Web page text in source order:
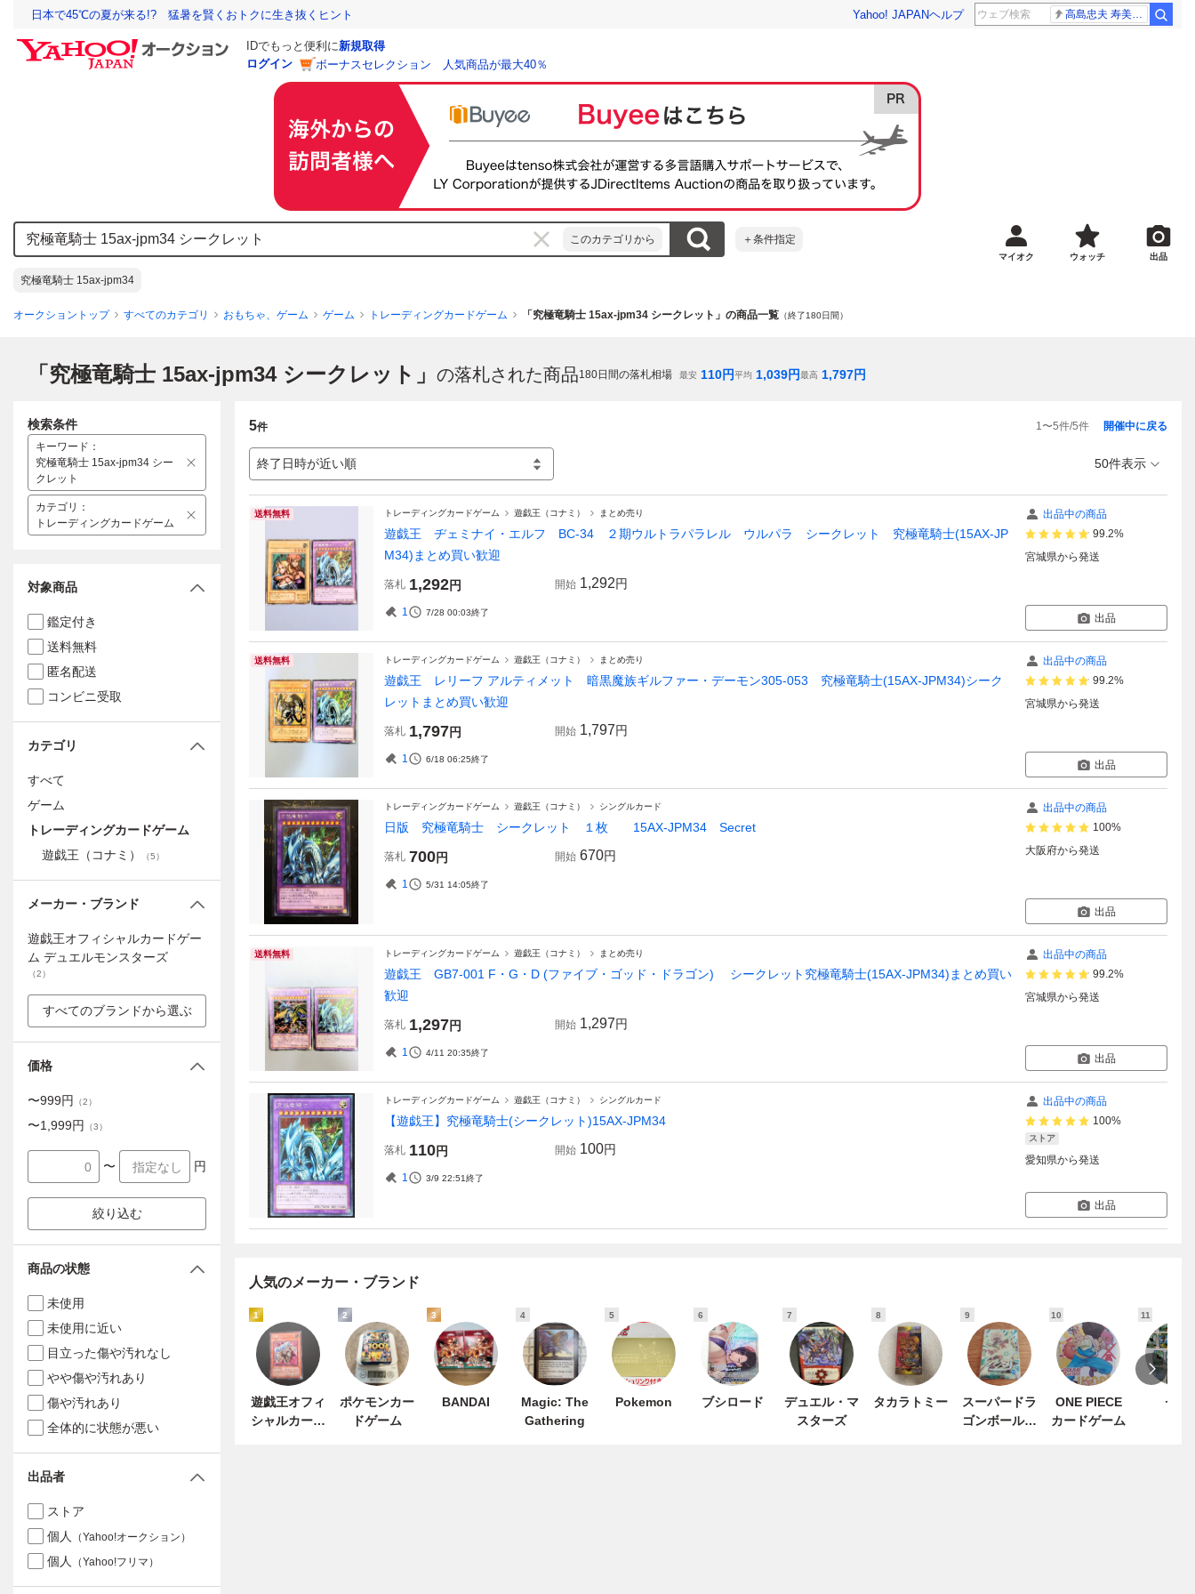
日本で45℃の夏が来る!? 猛暑を賢くおトクに生き抜くヒント Yahoo! JAPANヘルプ 高島忠夫 寿美花代さん死去
IDでもっと便利に新規取得
ログイン
ボーナスセレクション 人気商品が最大40％
このカテゴリから ＋条件指定
究極竜騎士 15ax-jpm34
マイオク ウォッチ 出品
オークショントップ すべてのカテゴリ おもちゃ、ゲーム ゲーム トレーディングカードゲーム 「究極竜騎士 15ax-jpm34 シークレット」の商品一覧 （終了180日間）
「究極竜騎士 15ax-jpm34 シークレット」 の落札された商品180日間の落札相場 最安 110円平均 1,039円最高 1,797円
5件 1〜5件/5件
終了日時が近い順
開催中に戻る
50件表示
送料無料 トレーディングカードゲーム 遊戯王（コナミ） まとめ売り
遊戯王 ヂェミナイ・エルフ BC-34 ２期ウルトラパラレル ウルパラ シークレット 究極竜騎士(15AX-JP
M34)まとめ買い歓迎
落札 1,292円 開始 1,292円
1 7/28 00:03終了
出品中の商品
99.2%
宮城県から発送
出品
送料無料 トレーディングカードゲーム 遊戯王（コナミ） まとめ売り
遊戯王 レリーフ アルティメット 暗黒魔族ギルファー・デーモン305-053 究極竜騎士(15AX-JPM34)シーク
レットまとめ買い歓迎
落札 1,797円 開始 1,797円
1 6/18 06:25終了
出品中の商品
99.2%
宮城県から発送
出品
トレーディングカードゲーム 遊戯王（コナミ） シングルカード
日版 究極竜騎士 シークレット １枚 15AX-JPM34 Secret
落札 700円 開始 670円
1 5/31 14:05終了
出品中の商品
100%
大阪府から発送
出品
送料無料 トレーディングカードゲーム 遊戯王（コナミ） まとめ売り
遊戯王 GB7-001 F・G・D (ファイブ・ゴッド・ドラゴン) シークレット究極竜騎士(15AX-JPM34)まとめ買い
歓迎
落札 1,297円 開始 1,297円
1 4/11 20:35終了
出品中の商品
99.2%
宮城県から発送
出品
トレーディングカードゲーム 遊戯王（コナミ） シングルカード
【遊戯王】究極竜騎士(シークレット)15AX-JPM34
落札 110円 開始 100円
1 3/9 22:51終了
出品中の商品
100%
ストア
愛知県から発送
出品
人気のメーカー・ブランド
1
遊戯王オフィ
シャルカード
2
ポケモンカー
ドゲーム
3
BANDAI
4
Magic: The
Gathering
5
Pokemon
6
ブシロード
7
デュエル・マ
スターズ
8
タカラトミー
9
スーパードラ
ゴンボールヒ
10
ONE PIECE
カードゲーム
11
セガ
検索条件
キーワード ：
究極竜騎士 15ax-jpm34 シー
クレット
カテゴリ ：
トレーディングカードゲーム
対象商品
鑑定付き
送料無料
匿名配送
コンビニ受取
カテゴリ
すべて
ゲーム
トレーディングカードゲーム
遊戯王（コナミ）
（5）
メーカー・ブランド
遊戯王オフィシャルカードゲー
ム デュエルモンスターズ
（2）
すべてのブランドから選ぶ
価格
〜999円 （2）
〜1,999円 （3）
〜 円
絞り込む
商品の状態
未使用
未使用に近い
目立った傷や汚れなし
やや傷や汚れあり
傷や汚れあり
全体的に状態が悪い
出品者
ストア
個人
（Yahoo!オークション）
個人 （Yahoo!フリマ）